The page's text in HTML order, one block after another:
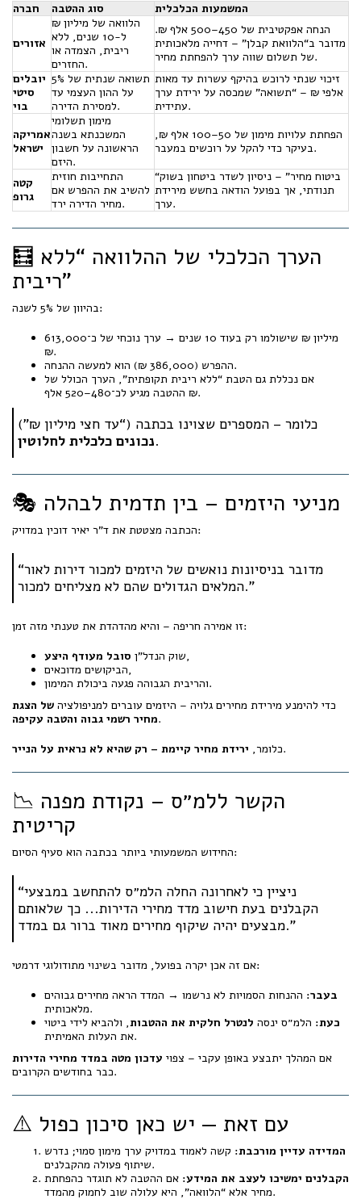
חברה סוג ההטבה המשמעות הכלכלית
אזורים
הלוואה של מיליון ₪
ל-10 שנים, ללא
ריבית, הצמדה או
החזרים.
הנחה אפקטיבית של 450–500 אלף ₪.
מדובר ב“הלוואת קבלן” – דחייה מלאכותית
של תשלום שווה ערך להפחתת מחיר.
יובלים
סיטי
בוי
תשואה שנתית של 5%
על ההון העצמי עד
למסירת הדירה.
זיכוי שנתי לרוכש בהיקף עשרות עד מאות
אלפי ₪ – “תשואה” שמכסה על ירידת ערך
עתידית.
אמריקה
ישראל
מימון תשלומי
המשכנתא בשנה
הראשונה על חשבון
היזם.
הפחתת עלויות מימון של 50–100 אלף ₪,
בעיקר כדי להקל על רוכשים במעבר.
קטה
גרופ
התחייבות חוזית
להשיב את ההפרש אם
מחיר הדירה ירד.
“ביטוח מחיר” – ניסיון לשדר ביטחון בשוק
תנודתי, אך בפועל הודאה בחשש מירידת
ערך.
🧮 הערך הכלכלי של ההלוואה “ללא
ריבית”
בהיוון של 5% לשנה:
מיליון ₪ שישולמו רק בעוד 10 שנים → ערך נוכחי של כ־613,000
₪.
ההפרש (386,000 ₪) הוא למעשה ההנחה.
אם נכללת גם הטבת “ללא ריבית תקופתית”, הערך הכולל של
ההטבה מגיע לכ־480–520 אלף ₪.
כלומר – המספרים שצוינו בכתבה (“עד חצי מיליון ₪”)
נכונים כלכלית לחלוטין.
🎭 מניעי היזמים – בין תדמית לבהלה
הכתבה מצטטת את ד"ר יאיר דוכין במדויק:
“מדובר בניסיונות נואשים של היזמים למכור דירות לאור
המלאים הגדולים שהם לא מצליחים למכור.”
זו אמירה חריפה – והיא מהדהדת את טענתי מזה זמן:
שוק הנדל"ן סובל מעודף היצע
,
הביקושים מדוכאים,
והריבית הגבוהה פגעה ביכולת המימון.
כדי להימנע מירידת מחירים גלויה – היזמים עוברים למניפולציה של הצגת
מחיר רשמי גבוה והטבה עקיפה.
כלומר, ירידת מחיר קיימת – רק שהיא לא נראית על הנייר .
📉 הקשר ללמ״ס – נקודת מפנה
קריטית
החידוש המשמעותי ביותר בכתבה הוא סעיף הסיום:
“ניציין כי לאחרונה החלה הלמ״ס להתחשב במבצעי
הקבלנים בעת חישוב מדד מחירי הדירות... כך שלאותם
מבצעים יהיה שיקוף מחירים מאוד ברור גם במדד.”
אם זה אכן יקרה בפועל, מדובר בשינוי מתודולוגי דרמטי:
בעבר: ההנחות הסמויות לא נרשמו → המדד הראה מחירים גבוהים
מלאכותית.
כעת: הלמ״ס ינסה לנטרל חלקית את ההטבות, ולהביא לידי ביטוי
את העלות האמיתית.
אם המהלך יתבצע באופן עקבי – צפוי עדכון מטה במדד מחירי הדירות
כבר בחודשים הקרובים.
⚠️ עם זאת — יש כאן סיכון כפול
המדידה עדיין מורכבת: קשה לאמוד במדויק ערך מימון סמוי; נדרש
שיתוף פעולה מהקבלנים.
הקבלנים ימשיכו לעצב את המידע: אם ההטבה לא תוגדר כהפחתת
מחיר אלא “הלוואה”, היא עלולה שוב לחמוק מהמדד.